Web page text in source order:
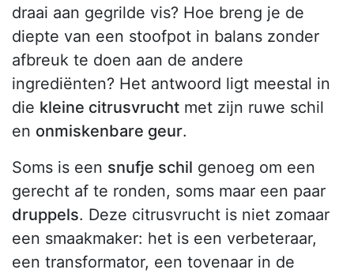
draai aan gegrilde vis? Hoe breng je de
diepte van een stoofpot in balans zonder
afbreuk te doen aan de andere
ingrediënten? Het antwoord ligt meestal in
die kleine citrusvrucht met zijn ruwe schil
en onmiskenbare geur.
Soms is een snufje schil genoeg om een
gerecht af te ronden, soms maar een paar
druppels. Deze citrusvrucht is niet zomaar
een smaakmaker: het is een verbeteraar,
een transformator, een tovenaar in de